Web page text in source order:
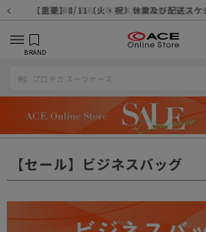
【重要】8/11（火・祝）休業及び配送ス
【重要】令和８年熊本地震に伴う配送へ
【重要】納品書・領収書ペーパーレス化（
【重要】天候不良や交通状況・物量増等に伴う
【重要】悪質な詐欺サイトにご注
【重要】各種メールが届かない場合
【重要】お問い合わせのご対応に
【重要】SNSのなりすまし詐欺にご
BRAND
【セール】ビジネスバッグ